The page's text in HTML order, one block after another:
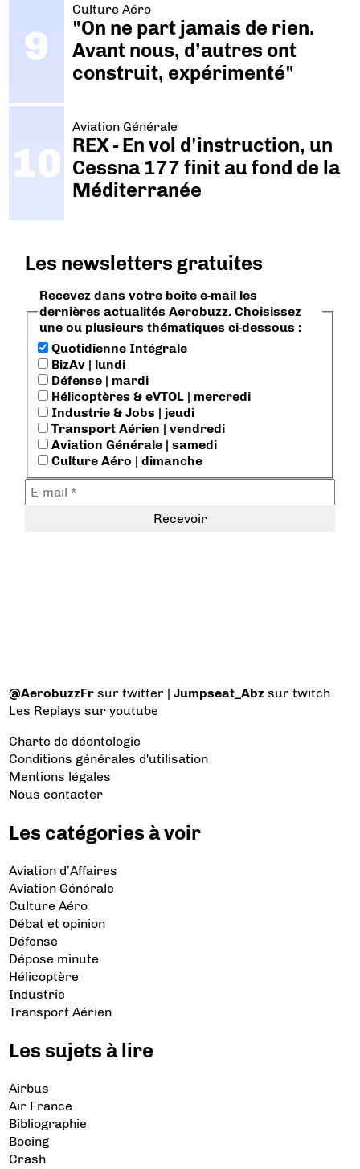
Culture Aéro
"On ne part jamais de rien.
Avant nous, d’autres ont
construit, expérimenté"
Aviation Générale
REX - En vol d'instruction, un
Cessna 177 finit au fond de la
Méditerranée
Les newsletters gratuites
Recevez dans votre boite e-mail les
dernières actualités Aerobuzz. Choisissez
une ou plusieurs thématiques ci-dessous :
Quotidienne Intégrale
BizAv | lundi
Défense | mardi
Hélicoptères & eVTOL | mercredi
Industrie & Jobs | jeudi
Transport Aérien | vendredi
Aviation Générale | samedi
Culture Aéro | dimanche
@AerobuzzFr sur twitter |Jumpseat_Abz sur twitch
Les Replays sur youtube
Charte de déontologie
Conditions générales d'utilisation
Mentions légales
Nous contacter
Les catégories à voir
Aviation d’Affaires
Aviation Générale
Culture Aéro
Débat et opinion
Défense
Dépose minute
Hélicoptère
Industrie
Transport Aérien
Les sujets à lire
Airbus
Air France
Bibliographie
Boeing
Crash